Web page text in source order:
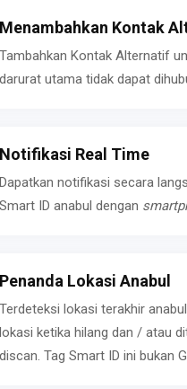
Menambahkan Kontak
Tambahkan Kontak Alternatif
darurat utama tidak dapat
Notifikasi Real Time
Dapatkan notifikasi secara
Smart ID anabul dengan
Penanda Lokasi Anabul
Terdeteksi lokasi terakhir
lokasi ketika hilang dan / atau
discan. Tag Smart ID ini bukan